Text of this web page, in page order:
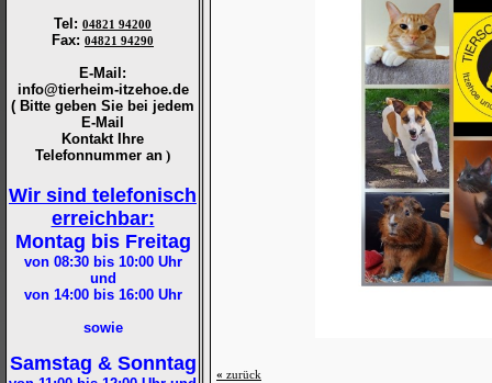
Tel : 04821 94200
Fax: 04821 94290
E-Mail:
info@tierheim-itzehoe.de
( Bitte geben Sie bei jedem
E-Mail
Kontakt Ihre
Telefonnummer an )
Wir sind telefonisch
erreichbar:
Montag bis Freitag
von 08:30 bis 10:00Uhr
und
von 14:00 bis 16:00Uhr
sowie
Samstag & Sonntag « zurück